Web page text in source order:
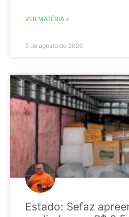
VER MATÉRIA »
5 de agosto de 2026
Estado: Sefaz